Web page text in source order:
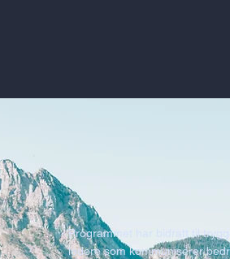
Programmet har bidratt til
ledere som kommuniserer